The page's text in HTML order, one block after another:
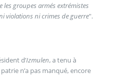
les groupes armés extrémistes
violations ni crimes de guerre".
d’Izmulen, a tenu à
n’a pas manqué, encore